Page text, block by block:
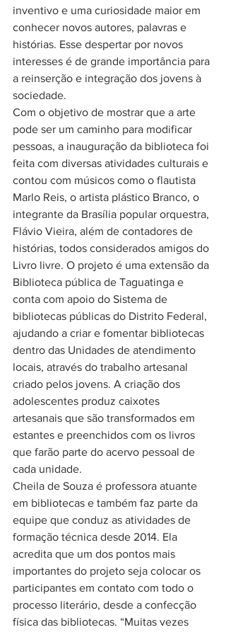
inventivo e uma curiosidade maior em
conhecer novos autores, palavras e
histórias. Esse despertar por novos
interesses é de grande importância para
a reinserção e integração dos jovens à
sociedade.
Com o objetivo de mostrar que a arte
pode ser um caminho para modificar
pessoas, a inauguração da biblioteca foi
feita com diversas atividades culturais e
contou com músicos como o flautista
Marlo Reis, o artista plástico Branco, o
integrante da Brasília popular orquestra,
Flávio Vieira, além de contadores de
histórias, todos considerados amigos do
Livro livre. O projeto é uma extensão da
Biblioteca pública de Taguatinga e
conta com apoio do Sistema de
bibliotecas públicas do Distrito Federal,
ajudando a criar e fomentar bibliotecas
dentro das Unidades de atendimento
locais, através do trabalho artesanal
criado pelos jovens. A criação dos
adolescentes produz caixotes
artesanais que são transformados em
estantes e preenchidos com os livros
que farão parte do acervo pessoal de
cada unidade.
Cheila de Souza é professora atuante
em bibliotecas e também faz parte da
equipe que conduz as atividades de
formação técnica desde 2014. Ela
acredita que um dos pontos mais
importantes do projeto seja colocar os
participantes em contato com todo o
processo literário, desde a confecção
física das bibliotecas. “Muitas vezes